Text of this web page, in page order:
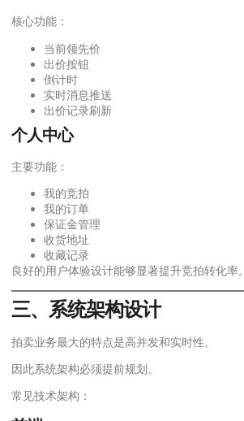
核心功能：
当前领先价
出价按钮
倒计时
实时消息推送
出价记录刷新
个人中心
主要功能：
我的竞拍
我的订单
保证金管理
收货地址
收藏记录
良好的用户体验设计能够显著提升竞拍转化率。
三、系统架构设计
拍卖业务最大的特点是高并发和实时性。
因此系统架构必须提前规划。
常见技术架构：